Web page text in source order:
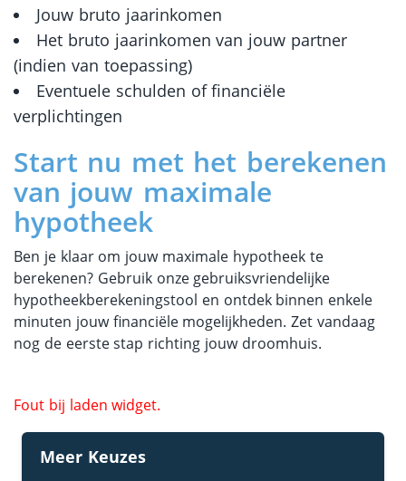
Jouw bruto jaarinkomen
Het bruto jaarinkomen van jouw partner
(indien van toepassing)
Eventuele schulden of financiële
verplichtingen
Start nu met het berekenen
van jouw maximale
hypotheek
Ben je klaar om jouw maximale hypotheek te
berekenen? Gebruik onze gebruiksvriendelijke
hypotheekberekeningstool en ontdek binnen enkele
minuten jouw financiële mogelijkheden. Zet vandaag
nog de eerste stap richting jouw droomhuis.
Fout bij laden widget.
Meer Keuzes